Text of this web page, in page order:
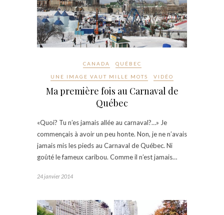
CANADA QUÉBEC
UNE IMAGE VAUT MILLE MOTS VIDÉO
Ma première fois au Carnaval de
Québec
«Quoi? Tu n’es jamais allée au carnaval?…» Je
commençais à avoir un peu honte. Non, je ne n’avais
jamais mis les pieds au Carnaval de Québec. Ni
goûté le fameux caribou. Comme il n’est jamais…
24 janvier 2014